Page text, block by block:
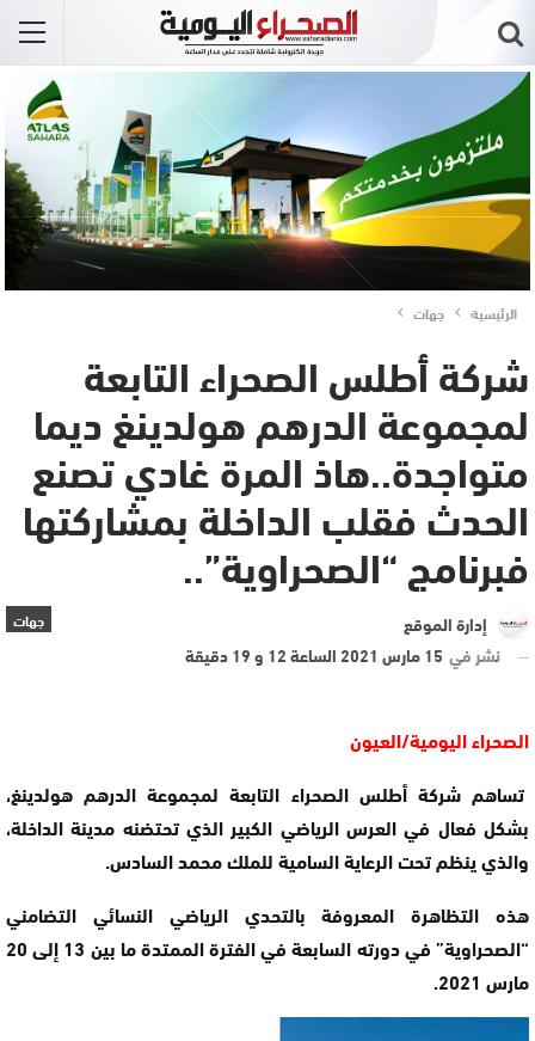
الرئيسية جهات
شركة أطلس الصحراء التابعة
لمجموعة الدرهم هولدينغ ديما
متواجدة..هاذ المرة غادي تصنع
الحدث فقلب الداخلة بمشاركتها
فبرنامج “الصحراوية”..
جهات
إدارة الموقع
نشر في 15 مارس 2021 الساعة 12 و 19 دقيقة
الصحراء اليومية/العيون
تساهم شركة أطلس الصحراء التابعة لمجموعة الدرهم هولدينغ،
بشكل فعال في العرس الرياضي الكبير الذي تحتضنه مدينة الداخلة،
والذي ينظم تحت الرعاية السامية للملك محمد السادس.
هذه التظاهرة المعروفة بالتحدي الرياضي النسائي التضامني
“الصحراوية” في دورته السابعة في الفترة الممتدة ما بين 13 إلى 20
مارس 2021.